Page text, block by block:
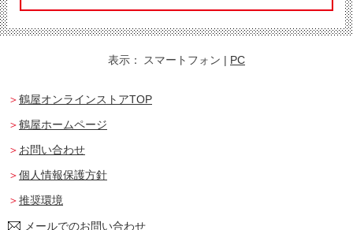
表示： スマートフォン | PC
鶴屋オンラインストアTOP
鶴屋ホームページ
お問い合わせ
個人情報保護方針
推奨環境
メールでのお問い合わせ